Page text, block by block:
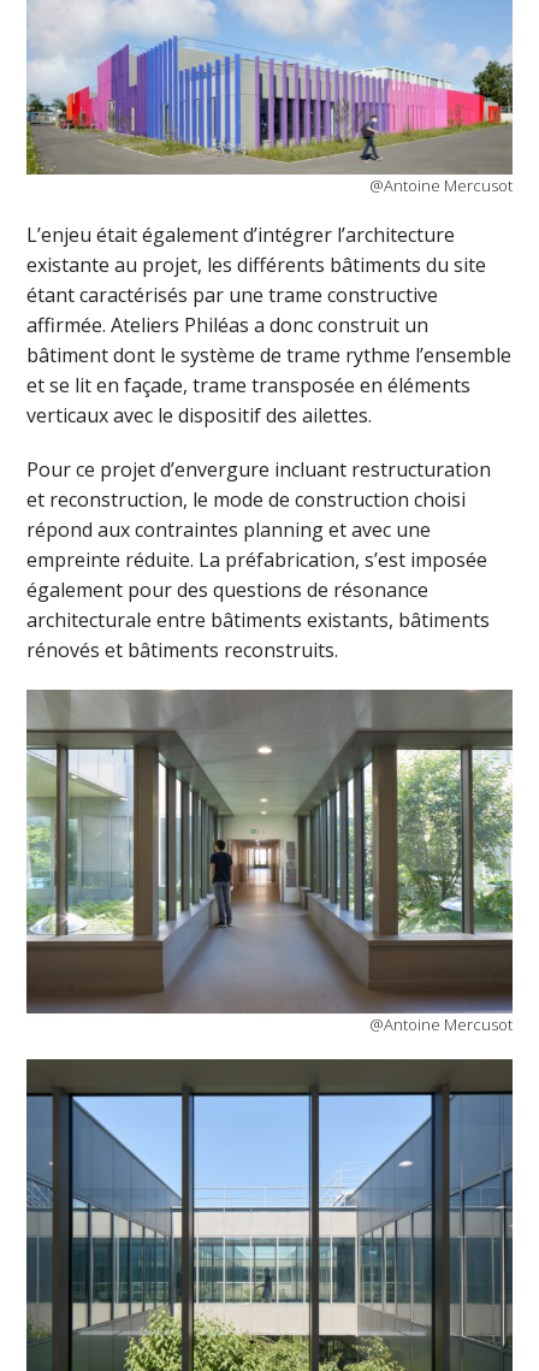
@Antoine Mercusot
L’enjeu était également d’intégrer l’architecture
existante au projet, les différents bâtiments du site
étant caractérisés par une trame constructive
affirmée. Ateliers Philéas a donc construit un
bâtiment dont le système de trame rythme l’ensemble
et se lit en façade, trame transposée en éléments
verticaux avec le dispositif des ailettes.
Pour ce projet d’envergure incluant restructuration
et reconstruction, le mode de construction choisi
répond aux contraintes planning et avec une
empreinte réduite. La préfabrication, s’est imposée
également pour des questions de résonance
architecturale entre bâtiments existants, bâtiments
rénovés et bâtiments reconstruits.
@Antoine Mercusot